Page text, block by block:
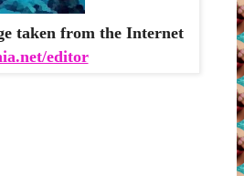
taken from the Internet
editor